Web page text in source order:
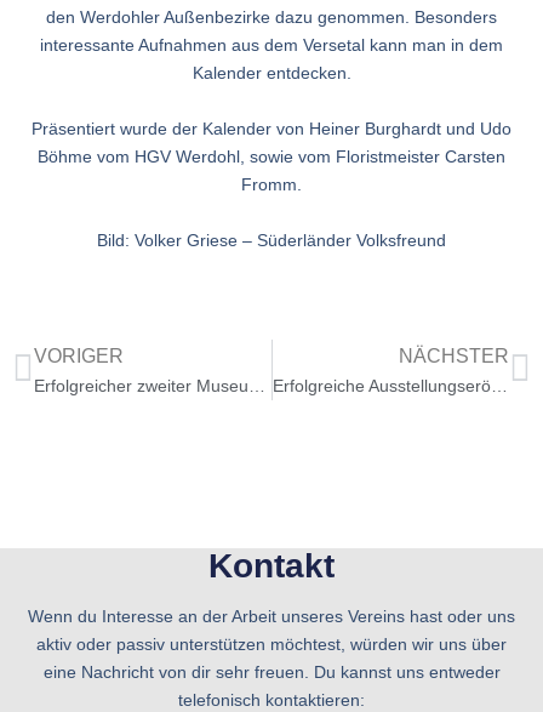
den Werdohler Außenbezirke dazu genommen. Besonders
interessante Aufnahmen aus dem Versetal kann man in dem
Kalender entdecken.
Präsentiert wurde der Kalender von Heiner Burghardt und Udo
Böhme vom HGV Werdohl, sowie vom Floristmeister Carsten
Fromm.
Bild: Volker Griese – Süderländer Volksfreund
VORIGER
Erfolgreicher zweiter Museumsabend
NÄCHSTER
Erfolgreiche Ausstellungseröffnung
Kontakt
Wenn du Interesse an der Arbeit unseres Vereins hast oder uns
aktiv oder passiv unterstützen möchtest, würden wir uns über
eine Nachricht von dir sehr freuen. Du kannst uns entweder
telefonisch kontaktieren: